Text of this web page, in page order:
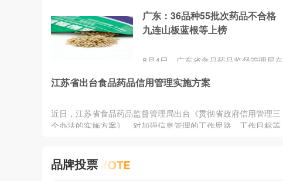
告显示，今年首季药品生产、经营企业
和医疗机构抽样检验中，中西药制剂抽
营或使用假冒药品15批次。在抽验出的
州和龙岩药品经营企业及医院都有涉
医药有限公司经销的山药。此次34批
广东：36品种55批次药品不合格
九连山板蓝根等上榜
8月4日，广东省食品药品监督管理局在
告。公告显示，我省今年二季度完成抽
36个品种55批次不符合规定，涉及牛黄
解毒片、三黄片、板蓝根颗粒等常用
江苏省出台食品药品信用管理实施方案
近日，江苏省食品药品监督管理局出台《贯彻省政府信用管理三
个办法的实施方案》，对加强信息管理的工作思路、工作目标等
验、风险监测、应急处置、问题产品召回和行政处罚等工作中推
品牌投票